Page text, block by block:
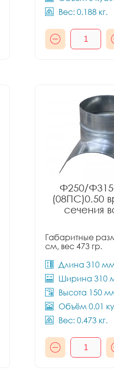
Вес: 0.188 кг.
Ф250/
(08ПС)0.50
сечения
Габаритные
см, вес 473 гр.
Длина 310
Ширина 310
Высота 150
Объём 0.01
Вес: 0.473 кг.